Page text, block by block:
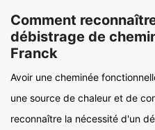
Comment
débistrage de
Franck
Avoir une cheminée
une source de chaleur et de
reconnaître la nécessité d'un